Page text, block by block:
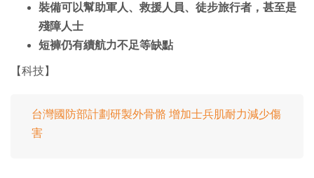
裝備可以幫助軍人、救援人員、徒步旅行者，甚至是
殘障人士
短褲仍有續航力不足等缺點
【科技】
台灣國防部計劃研製外骨骼 增加士兵肌耐力減少傷
害